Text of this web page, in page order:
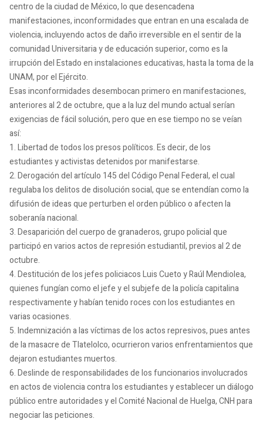
centro de la ciudad de México, lo que desencadena
manifestaciones, inconformidades que entran en una escalada de
violencia, incluyendo actos de daño irreversible en el sentir de la
comunidad Universitaria y de educación superior, como es la
irrupción del Estado en instalaciones educativas, hasta la toma de la
UNAM, por el Ejército.
Esas inconformidades desembocan primero en manifestaciones,
anteriores al 2 de octubre, que a la luz del mundo actual serían
exigencias de fácil solución, pero que en ese tiempo no se veían
así:
1. Libertad de todos los presos políticos. Es decir, de los
estudiantes y activistas detenidos por manifestarse.
2. Derogación del artículo 145 del Código Penal Federal, el cual
regulaba los delitos de disolución social, que se entendían como la
difusión de ideas que perturben el orden público o afecten la
soberanía nacional.
3. Desaparición del cuerpo de granaderos, grupo policial que
participó en varios actos de represión estudiantil, previos al 2 de
octubre.
4. Destitución de los jefes policiacos Luis Cueto y Raúl Mendiolea,
quienes fungían como el jefe y el subjefe de la policía capitalina
respectivamente y habían tenido roces con los estudiantes en
varias ocasiones.
5. Indemnización a las víctimas de los actos represivos, pues antes
de la masacre de Tlatelolco, ocurrieron varios enfrentamientos que
dejaron estudiantes muertos.
6. Deslinde de responsabilidades de los funcionarios involucrados
en actos de violencia contra los estudiantes y establecer un diálogo
público entre autoridades y el Comité Nacional de Huelga, CNH para
negociar las peticiones.